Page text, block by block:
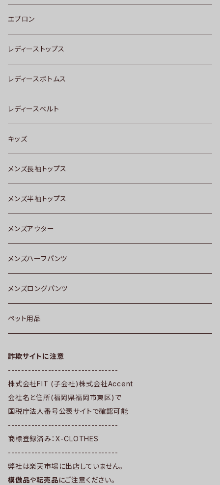
エプロン
レディーストップス
レディースボトムス
レディースベルト
キッズ
メンズ長袖トップス
メンズ半袖トップス
メンズアウター
メンズハーフパンツ
メンズロングパンツ
ペット用品
詐欺サイトに注意
---------------------------------
株式会社FIT (子会社)株式会社Accent
会社名と住所(福岡県福岡市東区)で
国税庁法人番号公表サイトで確認可能
---------------------------------
商標登録済み：X-CLOTHES
---------------------------------
弊社は楽天市場に出店していません。
模倣品や転売品にご注意ください。